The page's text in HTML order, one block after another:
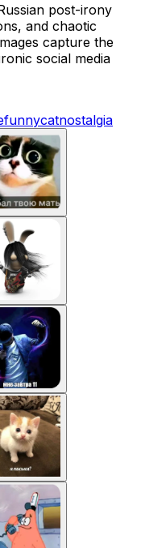
post-irony
and chaotic
capture the
social media
funnycatnostalgia